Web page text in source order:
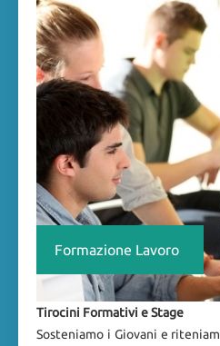
Formazione Lavoro
Tirocini Formativi e Stage
Sosteniamo i Giovani e